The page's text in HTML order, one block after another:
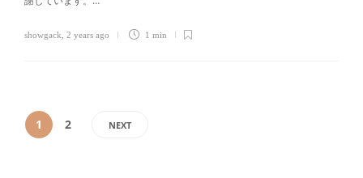
showgack 2 years ago 1 min
1 2 NEXT